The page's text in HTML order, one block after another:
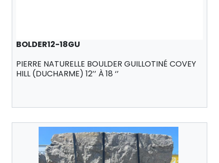
BOLDER12-18GU
PIERRE NATURELLE BOULDER GUILLOTINÉ COVEY
HILL (DUCHARME) 12’’ À 18 ‘’